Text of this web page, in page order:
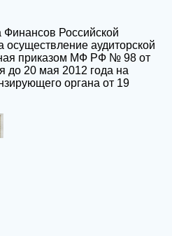
Российской
аудиторской
приказом МФ РФ № 98 от
до 20 мая 2012 года на
органа от 19